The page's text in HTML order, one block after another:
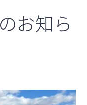
のお知ら